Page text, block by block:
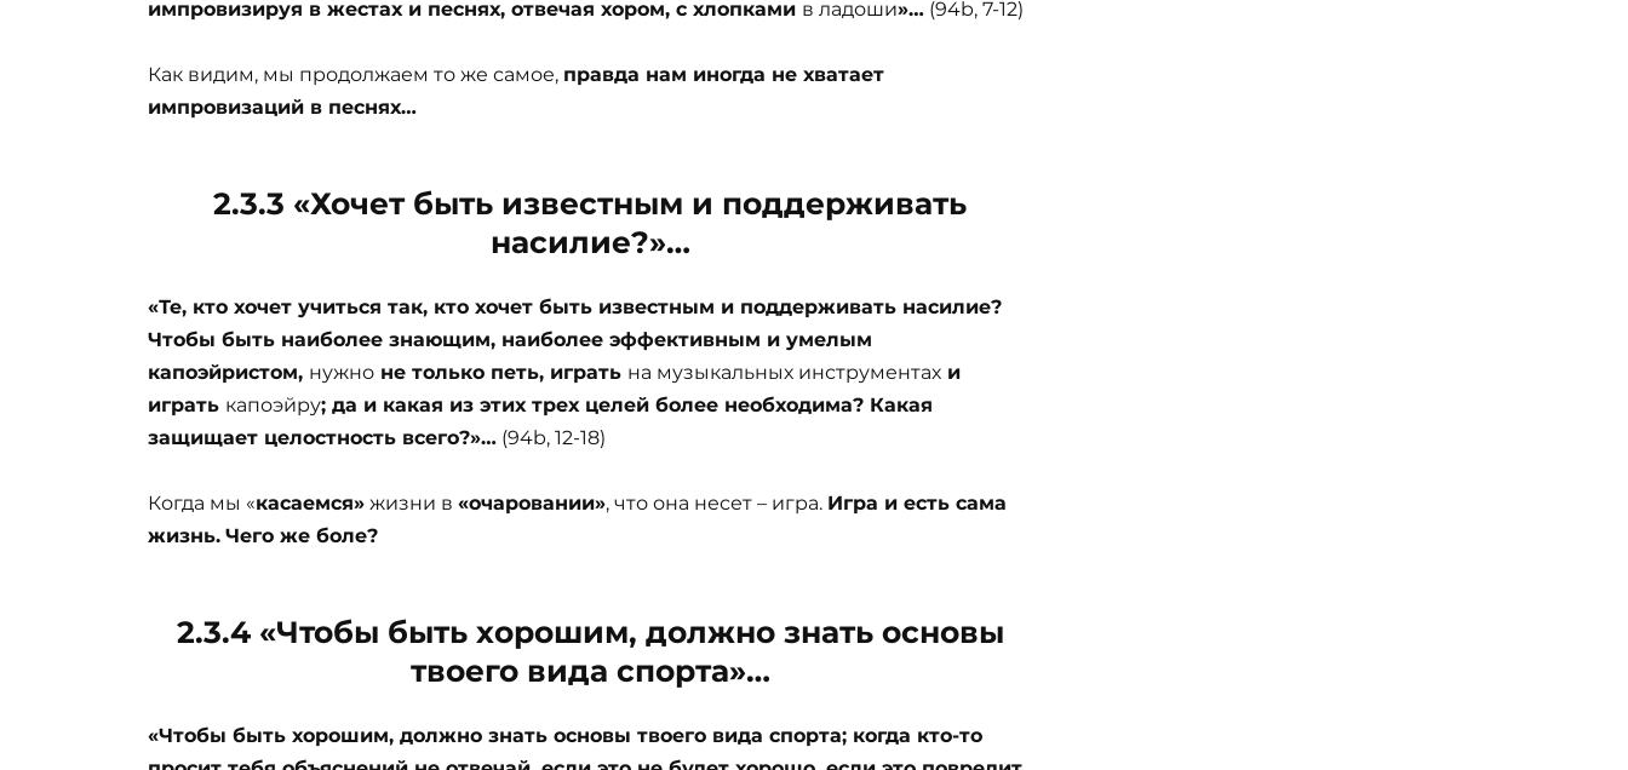
импровизируя в жестах и песнях, отвечая хором, с хлопками в ладоши»… (94b, 7-12)
Как видим, мы продолжаем то же самое, правда нам иногда не хватает
импровизаций в песнях…
2.3.3 «Хочет быть известным и поддерживать
насилие?»…
«Те, кто хочет учиться так, кто хочет быть известным и поддерживать насилие?
Чтобы быть наиболее знающим, наиболее эффективным и умелым
капоэйристом, нужно не только петь, играть на музыкальных инструментах и
играть капоэйру; да и какая из этих трех целей более необходима? Какая
защищает целостность всего?»… (94b, 12-18)
Когда мы «касаемся» жизни в «очаровании», что она несет – игра. Игра и есть сама
жизнь. Чего же боле?
2.3.4 «Чтобы быть хорошим, должно знать основы
твоего вида спорта»…
«Чтобы быть хорошим, должно знать основы твоего вида спорта; когда кто-то